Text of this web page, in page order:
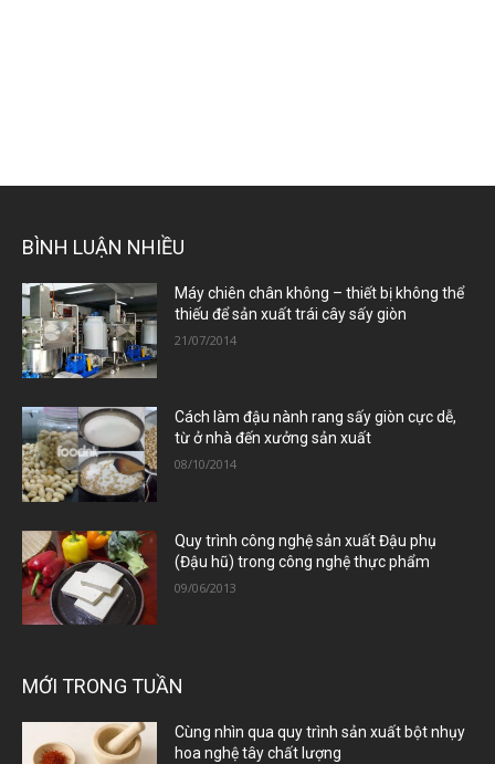
BÌNH LUẬN NHIỀU
Máy chiên chân không – thiết bị không thể
thiếu để sản xuất trái cây sấy giòn
21/07/2014
Cách làm đậu nành rang sấy giòn cực dễ,
từ ở nhà đến xưởng sản xuất
08/10/2014
Quy trình công nghệ sản xuất Đậu phụ
(Đậu hũ) trong công nghệ thực phẩm
09/06/2013
MỚI TRONG TUẦN
Cùng nhìn qua quy trình sản xuất bột nhụy
hoa nghệ tây chất lượng